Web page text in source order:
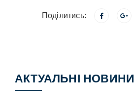
Поділитись:
АКТУАЛЬНІ НОВИНИ